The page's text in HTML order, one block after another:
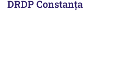
DRDP Constanța